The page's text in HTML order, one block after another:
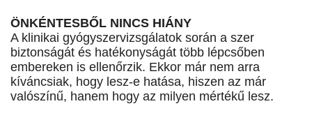
ÖNKÉNTESBŐL NINCS HIÁNY
A klinikai gyógyszervizsgálatok során a szer
biztonságát és hatékonyságát több lépcsőben
embereken is ellenőrzik. Ekkor már nem arra
kíváncsiak, hogy lesz-e hatása, hiszen az már
valószínű, hanem hogy az milyen mértékű lesz.